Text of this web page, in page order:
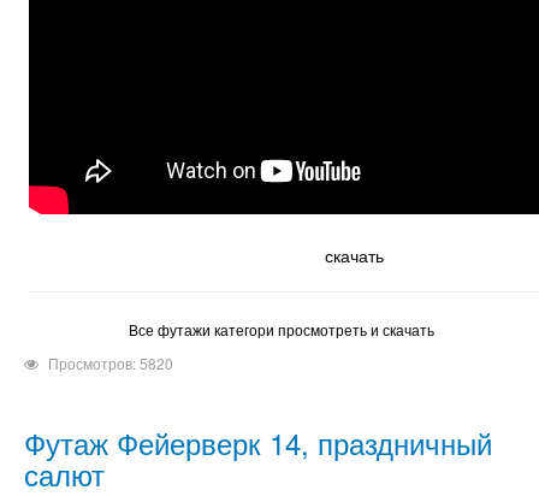
скачать
Все футажи категори просмотреть и скачать
Просмотров: 5820
Футаж Фейерверк 14, праздничный
салют